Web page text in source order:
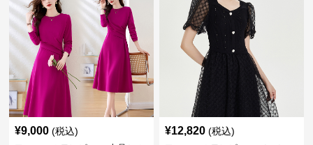
¥9,000 (税込) ¥12,820 (税込)